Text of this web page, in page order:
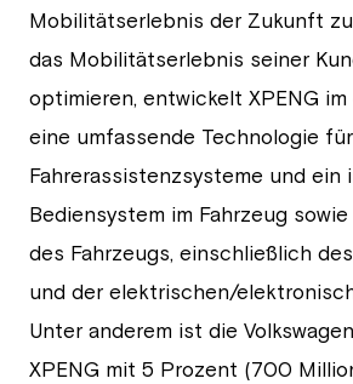
Mobilitätserlebnis der Zukunft
das Mobilitätserlebnis seiner
optimieren, entwickelt XPENG im
eine umfassende Technologie
Fahrerassistenzsysteme und ein
Bediensystem im Fahrzeug
des Fahrzeugs, einschließlich
und der elektrischen/
Unter anderem ist die
XPENG mit 5 Prozent (700